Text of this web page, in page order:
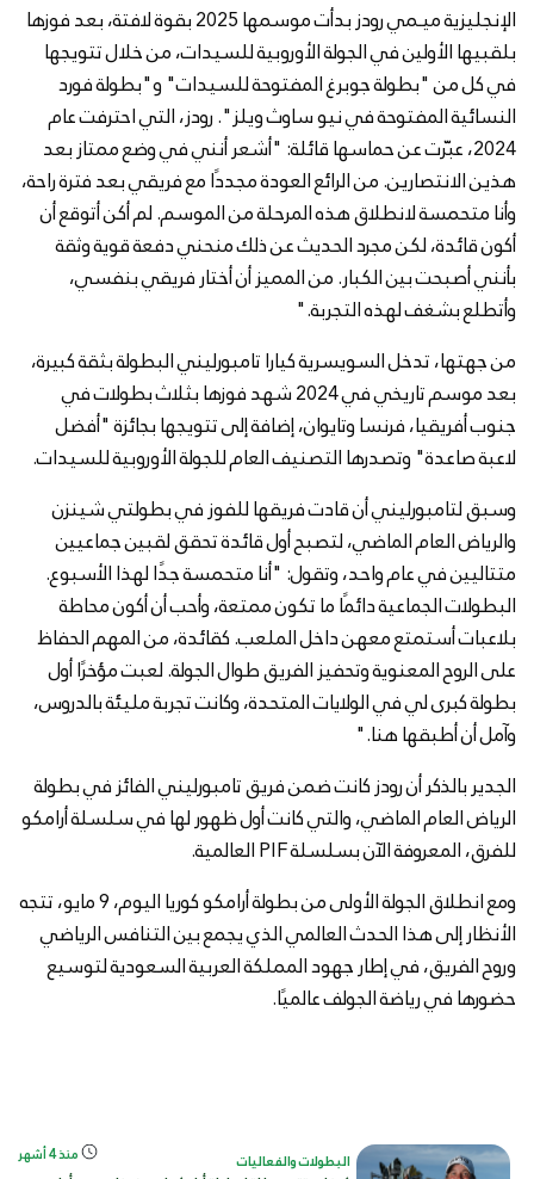
الإنجليزية ميـمي رودز بدأت موسمها 2025 بقوة لافتة، بعد فوزها
بلقبيها الأولين في الجولة الأوروبية للسيدات، من خلال تتويجها
في كل من "بطولة جوبرغ المفتوحة للسيدات" و"بطولة فورد
النسائية المفتوحة في نيو ساوث ويلز". رودز، التي احترفت عام
2024، عبّرت عن حماسها قائلة: "أشعر أنني في وضع ممتاز بعد
هذين الانتصارين. من الرائع العودة مجددًا مع فريقي بعد فترة راحة،
وأنا متحمسة لانطلاق هذه المرحلة من الموسم. لم أكن أتوقع أن
أكون قائدة، لكن مجرد الحديث عن ذلك منحني دفعة قوية وثقة
بأنني أصبحت بين الكبار. من المميز أن أختار فريقي بنفسي،
وأتطلع بشغف لهذه التجربة."
من جهتها، تدخل السويسرية كيارا تامبورليني البطولة بثقة كبيرة،
بعد موسم تاريخي في 2024 شهد فوزها بثلاث بطولات في
جنوب أفريقيا، فرنسا وتايوان، إضافة إلى تتويجها بجائزة "أفضل
لاعبة صاعدة" وتصدرها التصنيف العام للجولة الأوروبية للسيدات.
وسبق لتامبورليني أن قادت فريقها للفوز في بطولتي شينزن
والرياض العام الماضي، لتصبح أول قائدة تحقق لقبين جماعيين
متتاليين في عام واحد، وتقول: "أنا متحمسة جدًا لهذا الأسبوع.
البطولات الجماعية دائمًا ما تكون ممتعة، وأحب أن أكون محاطة
بلاعبات أستمتع معهن داخل الملعب. كقائدة، من المهم الحفاظ
على الروح المعنوية وتحفيز الفريق طوال الجولة. لعبت مؤخرًا أول
بطولة كبرى لي في الولايات المتحدة، وكانت تجربة مليئة بالدروس،
وآمل أن أطبقها هنا."
الجدير بالذكر أن رودز كانت ضمن فريق تامبورليني الفائز في بطولة
الرياض العام الماضي، والتي كانت أول ظهور لها في سلسلة أرامكو
للفرق، المعروفة الآن بسلسلة PIF العالمية.
ومع انطلاق الجولة الأولى من بطولة أرامكو كوريا اليوم، 9 مايو، تتجه
الأنظار إلى هذا الحدث العالمي الذي يجمع بين التنافس الرياضي
وروح الفريق، في إطار جهود المملكة العربية السعودية لتوسيع
حضورها في رياضة الجولف عالميًا.
البطولات والفعاليات منذ 4 أشهر